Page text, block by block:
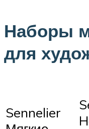
Наборы
для
Sennelier